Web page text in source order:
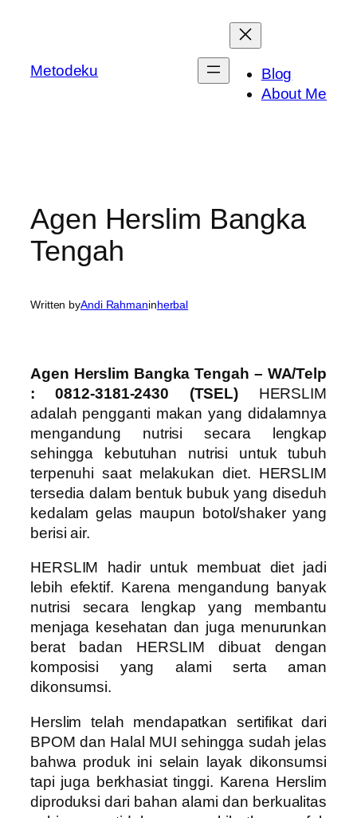
Metodeku
Blog
About Me
Agen Herslim Bangka
Tengah
Written byAndi Rahmaninherbal
Agen Herslim Bangka Tengah – WA/Telp
: 0812-3181-2430 (TSEL) HERSLIM
adalah pengganti makan yang didalamnya
mengandung nutrisi secara lengkap
sehingga kebutuhan nutrisi untuk tubuh
terpenuhi saat melakukan diet. HERSLIM
tersedia dalam bentuk bubuk yang diseduh
kedalam gelas maupun botol/shaker yang
berisi air.
HERSLIM hadir untuk membuat diet jadi
lebih efektif. Karena mengandung banyak
nutrisi secara lengkap yang membantu
menjaga kesehatan dan juga menurunkan
berat badan HERSLIM dibuat dengan
komposisi yang alami serta aman
dikonsumsi.
Herslim telah mendapatkan sertifikat dari
BPOM dan Halal MUI sehingga sudah jelas
bahwa produk ini selain layak dikonsumsi
tapi juga berkhasiat tinggi. Karena Herslim
diproduksi dari bahan alami dan berkualitas